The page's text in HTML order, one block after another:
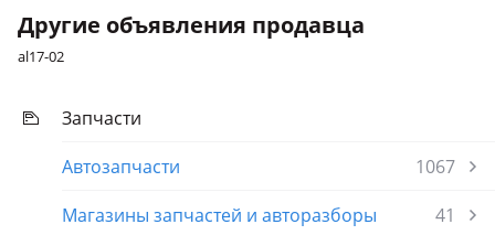
Другие объявления продавца
al17-02
Запчасти
Автозапчасти
1067
Магазины запчастей и авторазборы
41